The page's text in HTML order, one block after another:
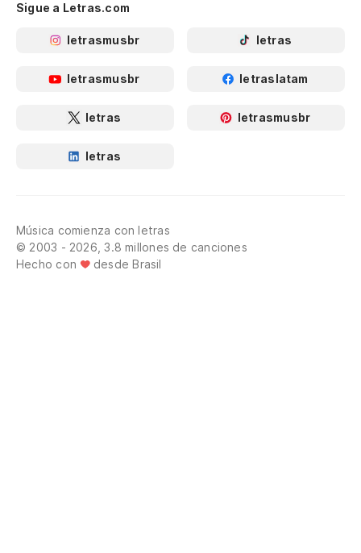
Sigue a Letras.com
letrasmusbr letras
letrasmusbr letraslatam
letras letrasmusbr
letras
Música comienza con letras
© 2003 - 2026, 3.8 millones de canciones
Hecho con
desde Brasil